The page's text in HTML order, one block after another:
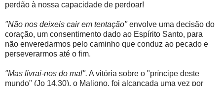
perdão à nossa capacidade de perdoar!
"Não nos deixeis cair em tentação"envolve uma decisão do
coração, um consentimento dado ao Espírito Santo, para
não enveredarmos pelo caminho que conduz ao pecado e
perseverarmos até o fim.
"Mas livrai-nos do mal". A vitória sobre o "príncipe deste
mundo" (Jo 14,30), o Maligno, foi alcançada uma vez por